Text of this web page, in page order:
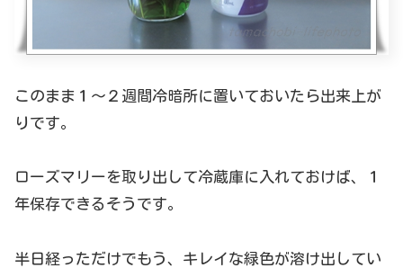
このまま１～２週間冷暗所に置いておいたら出来上が
りです。
ローズマリーを取り出して冷蔵庫に入れておけば、１
年保存できるそうです。
半日経っただけでもう、キレイな緑色が溶け出してい